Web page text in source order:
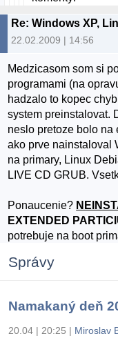
22.02.2009 | 14:56
Medzicasom som si
programami (na
hadzalo to kopec
system preinstalovat.
neslo pretoze bolo na
ako prve nainstaloval
na primary, Linux
LIVE CD GRUB.
Ponaucenie?
EXTENDED
potrebuje na boot
Správy
Namakaný deň
20.04 | 20:25 | Miroslav